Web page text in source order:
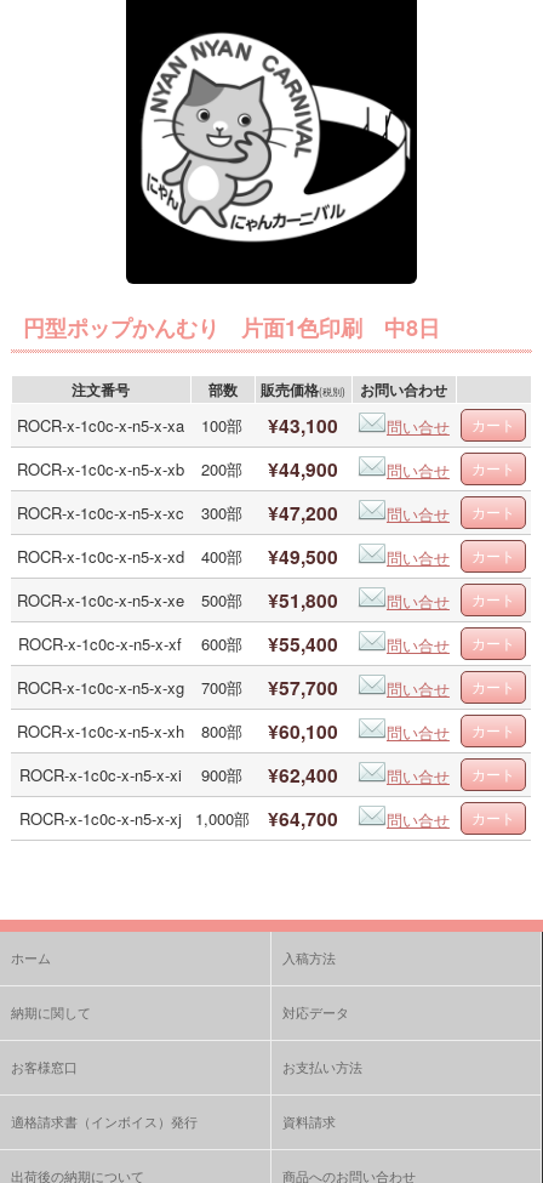
円型ポップかんむり 片面1色印刷 中8日
注文番号 部数 販売価格(税別) お問い合わせ
ROCR-x-1c0c-x-n5-x-xa 100部 ¥43,100
問い合せ
ROCR-x-1c0c-x-n5-x-xb
200部 ¥44,900
問い合せ
ROCR-x-1c0c-x-n5-x-xc
300部 ¥47,200
問い合せ
ROCR-x-1c0c-x-n5-x-xd
400部 ¥49,500
問い合せ
ROCR-x-1c0c-x-n5-x-xe
500部 ¥51,800
問い合せ
ROCR-x-1c0c-x-n5-x-xf
600部 ¥55,400
問い合せ
ROCR-x-1c0c-x-n5-x-xg
700部 ¥57,700
問い合せ
ROCR-x-1c0c-x-n5-x-xh
800部 ¥60,100
問い合せ
ROCR-x-1c0c-x-n5-x-xi
900部 ¥62,400
問い合せ
ROCR-x-1c0c-x-n5-x-xj
1,000部 ¥64,700 問い合せ
ホーム 入稿方法
納期に関して 対応データ
お客様窓口 お支払い方法
適格請求書（インボイス）発行 資料請求
出荷後の納期について 商品へのお問い合わせ